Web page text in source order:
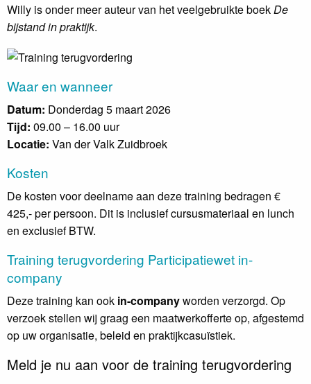
Willy is onder meer auteur van het veelgebruikte boekDe
bijstand in praktijk.
Waar en wanneer
Datum: Donderdag 5 maart 2026
Tijd: 09.00 – 16.00 uur
Locatie: Van der Valk Zuidbroek
Kosten
De kosten voor deelname aan deze training bedragen €
425,- per persoon. Dit is inclusief cursusmateriaal en lunch
en exclusief BTW.
Training terugvordering Participatiewet in-
company
Deze training kan ook in-companyworden verzorgd. Op
verzoek stellen wij graag een maatwerkofferte op, afgestemd
op uw organisatie, beleid en praktijkcasuïstiek.
Meld je nu aan voor de training terugvordering